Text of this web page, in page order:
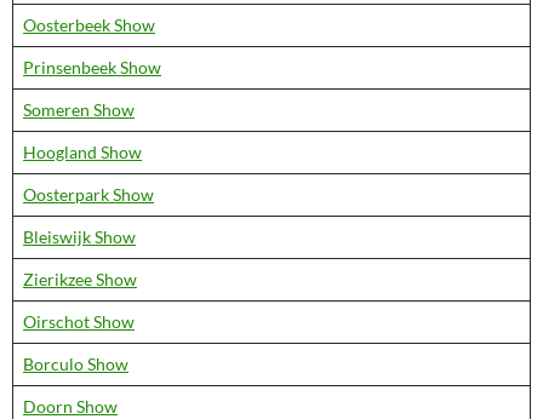
Oosterbeek Show
Prinsenbeek Show
Someren Show
Hoogland Show
Oosterpark Show
Bleiswijk Show
Zierikzee Show
Oirschot Show
Borculo Show
Doorn Show